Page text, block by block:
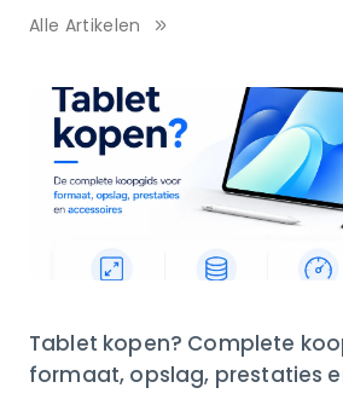
Alle Artikelen
Tablet kopen? Complete
formaat, opslag, prestaties